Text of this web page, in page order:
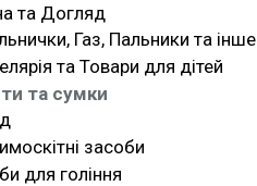
та Догляд
Газ, Пальники та інше
та Товари для дітей
та сумки
засоби
для гоління